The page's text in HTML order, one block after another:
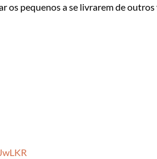
os pequenos a se livrarem de outros